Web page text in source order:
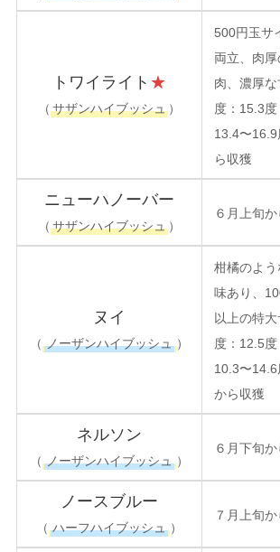
トワイライト ★
（ サザンハイブッシュ）
500円玉サ
両立、肉
肉、濃厚
度：15.3度
13.4〜
ら収獲
ニューハノーバー
（ サザンハイブッシュ）
６月上旬
ヌイ
（ ノーザンハイブッシュ ）
柑橘のよ
味あり、
以上の特
度：12.5度
10.3〜
から収獲
ネルソン
（ ノーザンハイブッシュ ）
６月下旬
ノースブルー
（ ハーフハイブッシュ ）
７月上旬